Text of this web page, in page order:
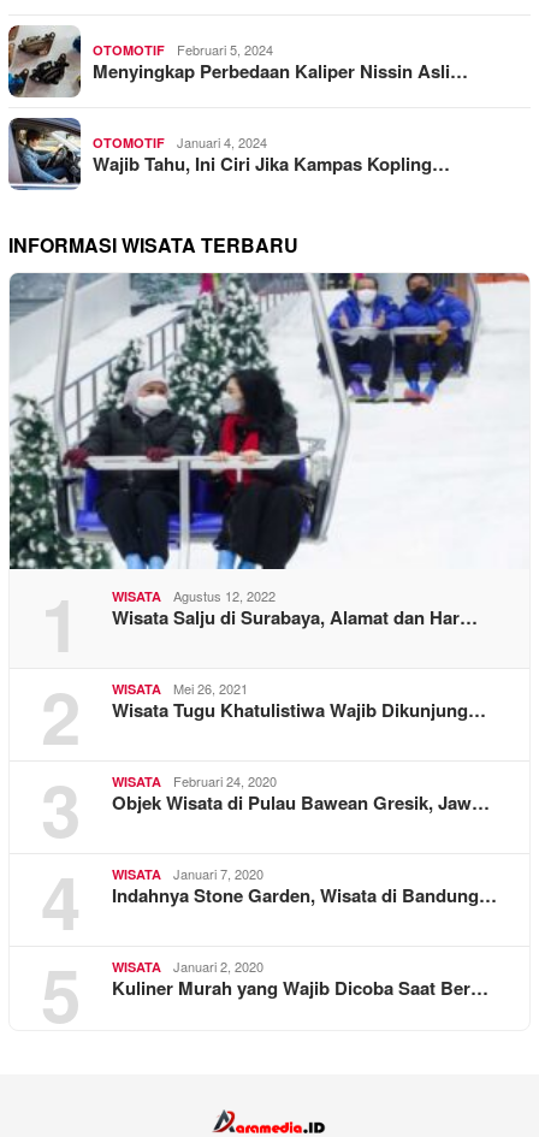
OTOMOTIF Februari 5, 2024
Menyingkap Perbedaan Kaliper Nissin Asli…
OTOMOTIF Januari 4, 2024
Wajib Tahu, Ini Ciri Jika Kampas Kopling…
INFORMASI WISATA TERBARU
1 WISATA Agustus 12, 2022
Wisata Salju di Surabaya, Alamat dan Har…
2 WISATA Mei 26, 2021
Wisata Tugu Khatulistiwa Wajib Dikunjung…
3 WISATA Februari 24, 2020
Objek Wisata di Pulau Bawean Gresik, Jaw…
4 WISATA Januari 7, 2020
Indahnya Stone Garden, Wisata di Bandung…
5 WISATA Januari 2, 2020
Kuliner Murah yang Wajib Dicoba Saat Ber…